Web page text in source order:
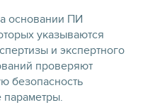
основании ПИ
указываются
и экспертного
проверяют
безопасность